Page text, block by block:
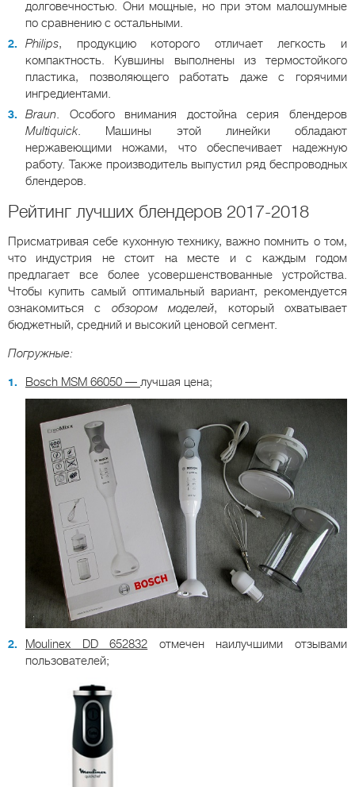
долговечностью. Они мощные, но при этом малошумные
по сравнению с остальными.
Philips, продукцию которого отличает легкость и
компактность. Кувшины выполнены из термостойкого
пластика, позволяющего работать даже с горячими
ингредиентами.
Braun. Особого внимания достойна серия блендеров
Multiquick. Машины этой линейки обладают
нержавеющими ножами, что обеспечивает надежную
работу. Также производитель выпустил ряд беспроводных
блендеров.
Рейтинг лучших блендеров 2017-2018
Присматривая себе кухонную технику, важно помнить о том,
что индустрия не стоит на месте и с каждым годом
предлагает все более усовершенствованные устройства.
Чтобы купить самый оптимальный вариант, рекомендуется
ознакомиться с обзором моделей, который охватывает
бюджетный, средний и высокий ценовой сегмент.
Погружные:
Bosch MSM 66050 — лучшая цена;
Moulinex DD 652832 отмечен наилучшими отзывами
пользователей;